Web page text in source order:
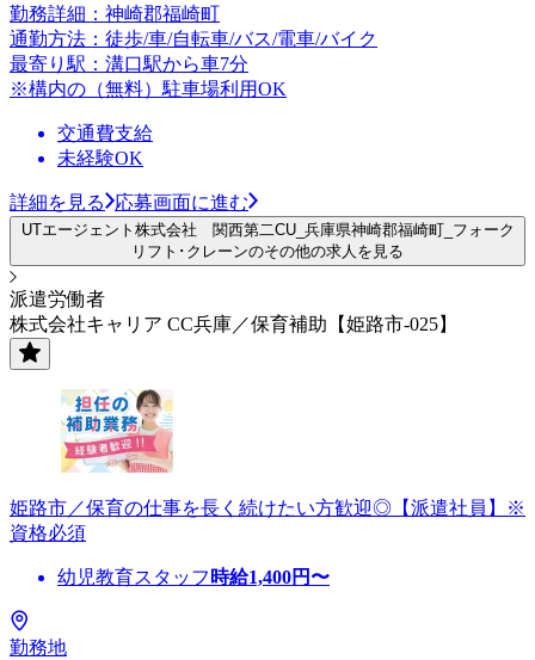
勤務詳細：神崎郡福崎町
通勤方法：徒歩/車/自転車/バス/電車/バイク
最寄り駅：溝口駅から車7分
※構内の（無料）駐車場利用OK
交通費支給
未経験OK
詳細を見る 応募画面に進む
UTエージェント株式会社 関西第二CU_兵庫県神崎郡福崎町_フォーク
リフト･クレーンのその他の求人を見る
派遣労働者
株式会社キャリア CC兵庫／保育補助【姫路市-025】
姫路市／保育の仕事を長く続けたい方歓迎◎【派遣社員】※
資格必須
幼児教育スタッフ 時給1,400円〜
勤務地